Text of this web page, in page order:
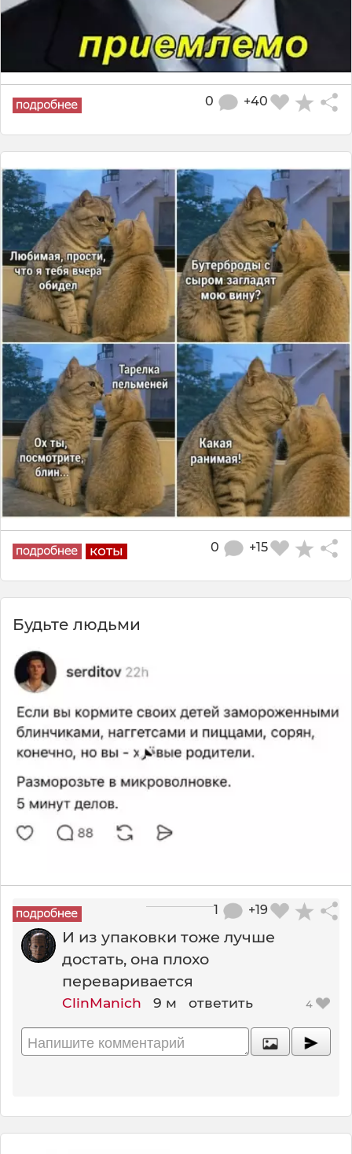
+40
0
коты +15
0
Будьте людьми
+19
1
И из упаковки тоже лучше
достать, она плохо
переваривается
ClinManich 9 м ответить 4